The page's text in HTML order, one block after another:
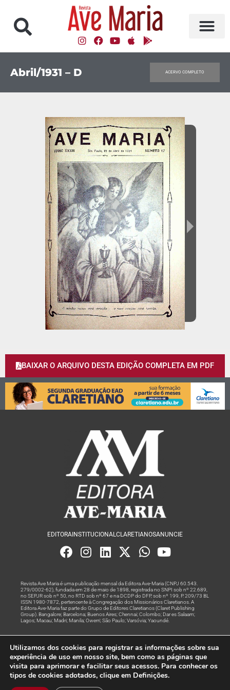
Abril/1931 – D ACERVO COMPLETO
BAIXAR O ARQUIVO DESTA EDIÇÃO COMPLETA EM PDF
EDITORA INSTITUCIONALCLARETIANOSANUNCIE
Revista Ave Maria é uma publicação mensal da Editora Ave-Maria (CNPJ 60.543.
279/0002-62), fundada em 28 de maio de 1898, registrada no SNPI sob nº 22.689,
no SEPJR sob nº 50, no RTD sob nº 67 e na DCDP do DFP, sob nº 199, P. 209/73 BL
ISSN 1980-7872, pertencente à Congregação dos Missionários Claretianos. A
Editora Ave-Maria faz parte do Grupo de Editores Claretianos (Claret Publishing
Group). Bangalore; Barcelona; Buenos Aires; Chennai; Colombo; Dar es Salaam;
Lagos; Macau; Madri; Manila; Owerri; São Paulo; Varsóvia; Yaoundé.
Rede
© Todos os Direitos Reservados
Utilizamos dos cookies para registrar as informações sobre sua
experiência de uso em nosso site, bem como as páginas que
visita para aprimorar e facilitar seus acessos. Para conhecer os
tipos de cookies adotados, clique em Definições.